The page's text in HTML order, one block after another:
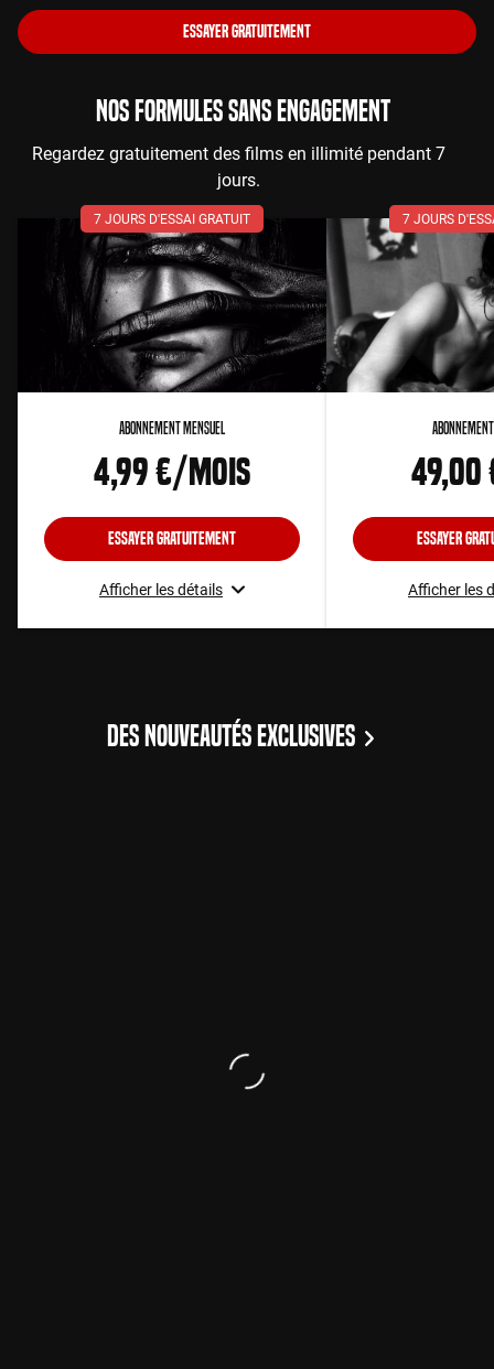
ESSAYER GRATUITEMENT
NOS FORMULES SANS ENGAGEMENT
Regardez gratuitement des films en illimité pendant 7
jours.
7 JOURS D'ESSAI GRATUIT
Abonnement Mensuel
4,99 €/mois
Essayer gratuitement
Afficher les détails
7 JOURS
Essayer
Afficher les
DES NOUVEAUTÉS EXCLUSIVES